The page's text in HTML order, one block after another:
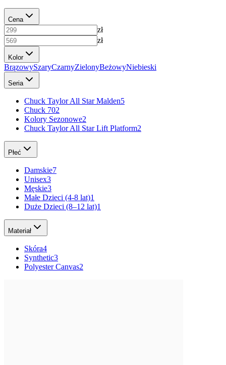
Cena
zł
zł
Kolor
BrązowySzaryCzarnyZielonyBeżowyNiebieski
Seria
Chuck Taylor All Star Malden5
Chuck 702
Kolory Sezonowe2
Chuck Taylor All Star Lift Platform2
Płeć
Damskie7
Unisex3
Męskie3
Małe Dzieci (4-8 lat)1
Duże Dzieci (8–12 lat)1
Materiał
Skóra4
Synthetic3
Polyester Canvas2